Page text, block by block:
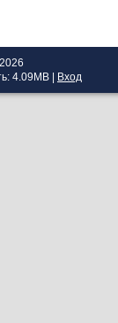
4.09MB Вход